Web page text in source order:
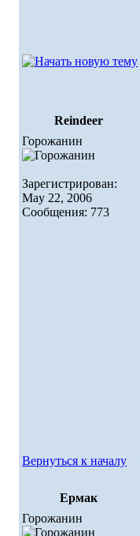
Reindeer
Горожанин
Зарегистрирован:
May 22, 2006
Сообщения: 773
Вернуться к началу
Ермак
Горожанин